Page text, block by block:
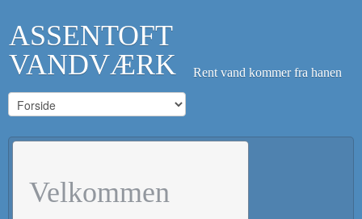
ASSENTOFT
VANDVÆRK
Rent vand kommer fra hanen
Velkommen